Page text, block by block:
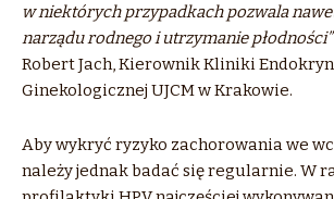
w niektórych przypadkach pozwala
narządu rodnego i utrzymanie płodności”
Robert Jach, Kierownik Kliniki
Ginekologicznej UJCM w Krakowie.
Aby wykryć ryzyko zachorowania we
należy jednak badać się regularnie. W